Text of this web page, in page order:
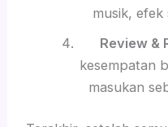
musik, efek
Review &
kesempatan
masukan